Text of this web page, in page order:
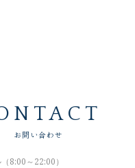
お問い合わせ
8:00～22:00）